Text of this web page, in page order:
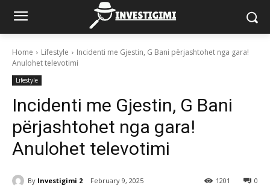
Home Lifestyle
Incidenti me Gjestin, G Bani përjashtohet nga gara!
Anulohet televotimi
Lifestyle
Incidenti me Gjestin, G Bani
përjashtohet nga gara!
Anulohet televotimi
By Investigimi 2 February 9, 2025 0
1201